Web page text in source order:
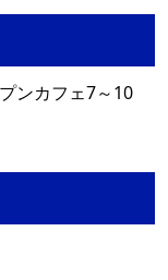
ンカフェ7～10